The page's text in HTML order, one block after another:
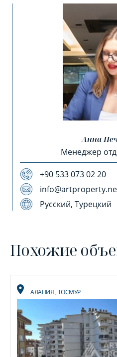
Анна
Менеджер
+90 533 073 02 20
Русский, Турецкий
Похожие
АЛАНИЯ,ТОСМУР